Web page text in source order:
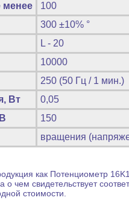
менее
100
300 ±10% °
L - 20
10000
250 (50 Гц / 1 мин.)
Вт
0,05
150
вращения
как Потенциометр
о чем свидетельствует
стоимости.